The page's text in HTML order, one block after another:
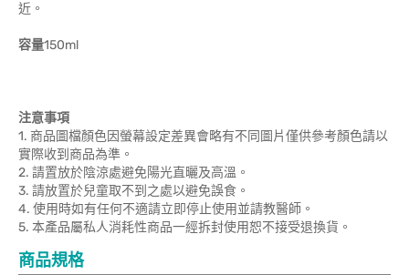
近。
容量150ml
注意事項
1. 商品圖檔顏色因螢幕設定差異會略有不同圖片僅供參考顏色請以
實際收到商品為準。
2. 請置放於陰涼處避免陽光直曬及高溫。
3. 請放置於兒童取不到之處以避免誤食。
4. 使用時如有任何不適請立即停止使用並請教醫師。
5. 本產品屬私人消耗性商品一經拆封使用恕不接受退換貨。
商品規格